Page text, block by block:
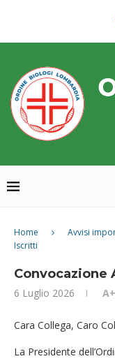
Home Avvisi
Iscritti
Convocazione
6 Luglio 2026 A+
Cara Collega, Caro
La Presidente